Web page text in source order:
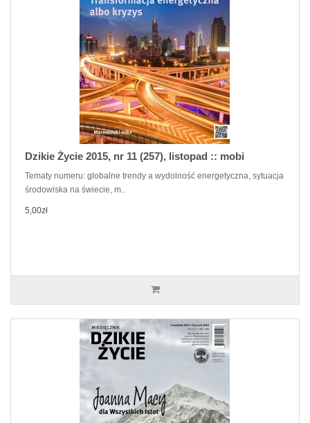
Dzikie Życie 2015, nr 11 (257), listopad :: mobi
Tematy numeru: globalne trendy a wydolność energetyczna, sytuacja
środowiska na świecie, m..
5,00zł